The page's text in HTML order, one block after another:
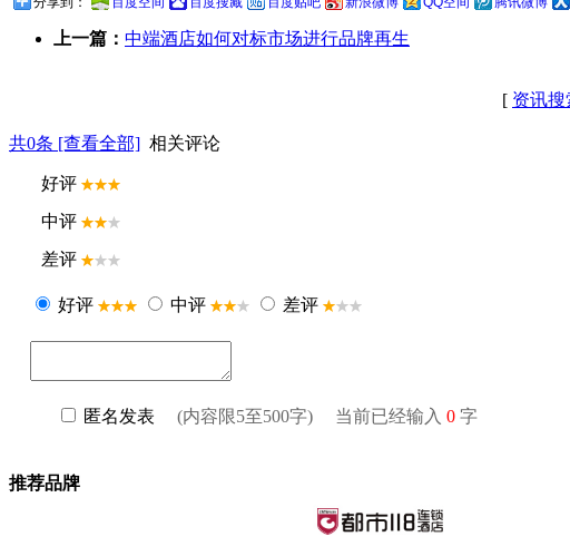
上一篇： 中端酒店如何对标市场进行品牌再生
[ 资讯搜
共0条 [查看全部] 相关评论
推荐品牌